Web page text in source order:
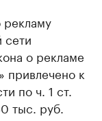
сети
о рекламе
привлечено к
по ч. 1 ст.
тыс. руб.